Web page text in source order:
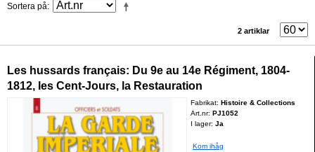
Sortera på
2 artiklar
Les hussards français: Du 9e au 14e Régiment, 1804-
1812, les Cent-Jours, la Restauration
Fabrikat:Histoire & Collections
Art.nr:PJ1052
I lager: Ja
Kom ihåg